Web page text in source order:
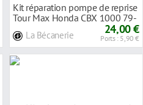
Kit réparation pompe de reprise
Tour Max Honda CBX 1000 79-
La Bécanerie 24,00 €
Ports : 5,90 €